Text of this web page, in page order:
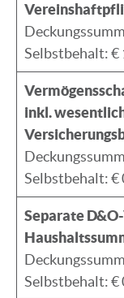
Selbstbehalt: €
inkl.
Selbstbehalt: €
Separate
Selbstbehalt: €